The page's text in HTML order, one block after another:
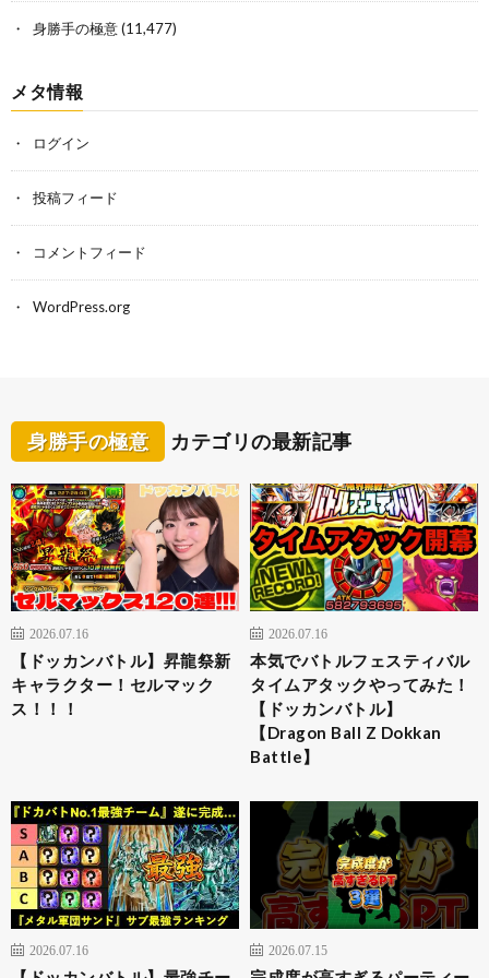
身勝手の極意(11,477)
メタ情報
ログイン
投稿フィード
コメントフィード
WordPress.org
身勝手の極意 カテゴリの最新記事
2026.07.16
【ドッカンバトル】昇龍祭新
キャラクター！セルマック
ス！！！
2026.07.16
本気でバトルフェスティバル
タイムアタックやってみた！
【ドッカンバトル】
【Dragon Ball Z Dokkan
Battle】
2026.07.16 2026.07.15